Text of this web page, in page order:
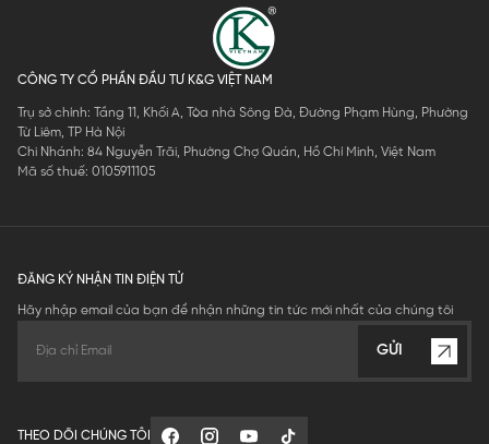
CÔNG TY CỔ PHẦN ĐẦU TƯ K&G VIỆT NAM
Trụ sở chính: Tầng 11, Khối A, Tòa nhà Sông Đà, Đường Phạm Hùng, Phường
Từ Liêm, TP Hà Nội
Chi Nhánh: 84 Nguyễn Trãi, Phường Chợ Quán, Hồ Chí Minh, Việt Nam
Mã số thuế: 0105911105
ĐĂNG KÝ NHẬN TIN ĐIỆN TỬ
Hãy nhập email của bạn để nhận những tin tức mới nhất của chúng tôi
GỬI
THEO DÕI CHÚNG TÔI